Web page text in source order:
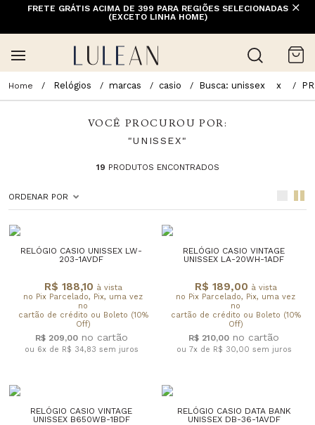
FRETE GRÁTIS ACIMA DE 399 PARA REGIÕES SELECIONADAS
(EXCETO LINHA HOME)
Relógios marcas casio Busca: unissex x
VOCÊ PROCUROU POR:
"UNISSEX"
19 PRODUTOS ENCONTRADOS
ORDENAR POR
RELÓGIO CASIO UNISSEX LW-
203-1AVDF
R$ 188,10 à vista
no Pix Parcelado, Pix, uma vez
no
cartão de crédito ou Boleto (10%
Off)
R$ 209,00
ou 6x de R$ 34,83 sem juros
RELÓGIO CASIO VINTAGE
UNISSEX LA-20WH-1ADF
R$ 189,00 à vista
no Pix Parcelado, Pix, uma vez
no
cartão de crédito ou Boleto (10%
Off)
R$ 210,00
ou 7x de R$ 30,00 sem juros
RELÓGIO CASIO VINTAGE
UNISSEX B650WB-1BDF
RELÓGIO CASIO DATA BANK
UNISSEX DB-36-1AVDF